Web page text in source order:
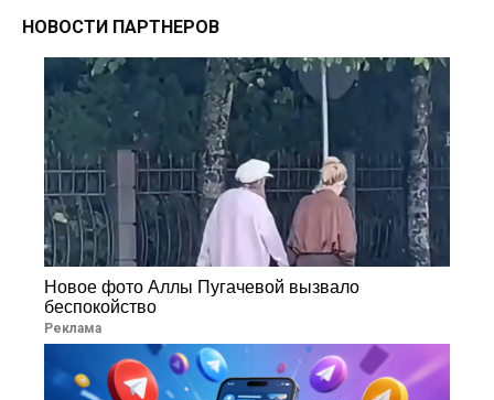
НОВОСТИ ПАРТНЕРОВ
Новое фото Аллы Пугачевой вызвало
беспокойство
Реклама